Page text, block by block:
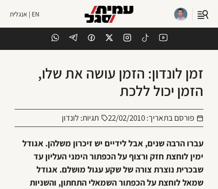
EN | אנגלית
זמן לונדון: הזמן עושה את שלו,
הזמן יכול ללכת
פורסם בתאריך:22/02/2010 תגיות:לונדון
עברו הרבה שנים, אבל לידיים יש זיכרון משלהן. אגודל
ימין לוחצת חזק ורצוף על הכפתור הימני העליון עד
שבכרית נוצרת צורה של שקע עגול מושלם. אגודל
שמאל לוחצת על הכפתור השמאלי התחתון, והשניות